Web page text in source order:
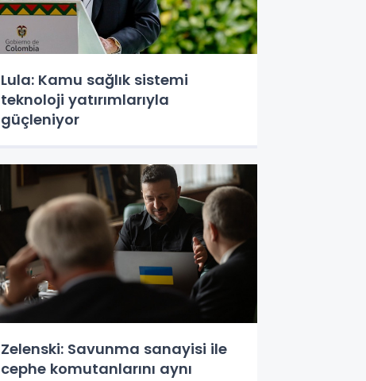
Lula: Kamu sağlık sistemi
teknoloji yatırımlarıyla
güçleniyor
Zelenski: Savunma sanayisi ile
cephe komutanlarını aynı